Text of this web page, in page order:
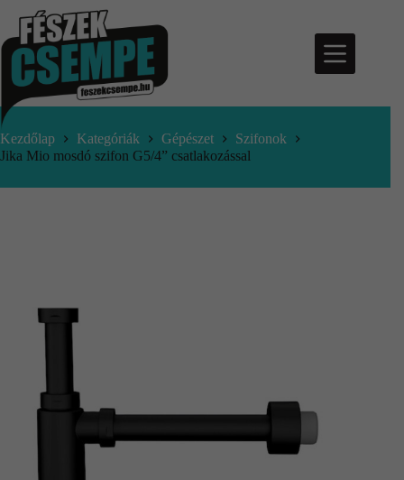
Aktuális
Árajánlatkérés
Kezdőlap Kategóriák Gépészet
Szifonok
Jika Mio mosdó szifon G5/4” csatlakozással